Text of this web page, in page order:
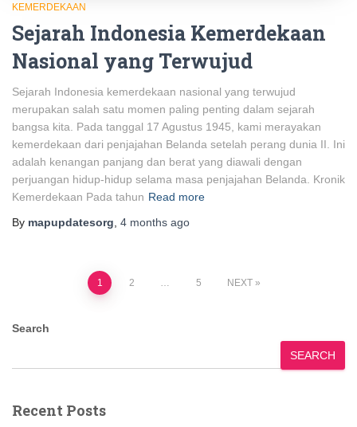
KEMERDEKAAN
Sejarah Indonesia Kemerdekaan
Nasional yang Terwujud
Sejarah Indonesia kemerdekaan nasional yang terwujud
merupakan salah satu momen paling penting dalam sejarah
bangsa kita. Pada tanggal 17 Agustus 1945, kami merayakan
kemerdekaan dari penjajahan Belanda setelah perang dunia II. Ini
adalah kenangan panjang dan berat yang diawali dengan
perjuangan hidup-hidup selama masa penjajahan Belanda. Kronik
Kemerdekaan Pada tahun Read more
By mapupdatesorg 4 months ago
pagination
1 2 5 NEXT
Search
SEARCH
Recent Posts